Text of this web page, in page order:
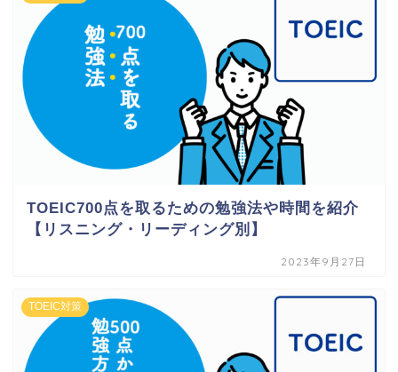
TOEIC700点を取るための勉強法や時間を紹介
【リスニング・リーディング別】
2023年9月27日
TOEIC対策